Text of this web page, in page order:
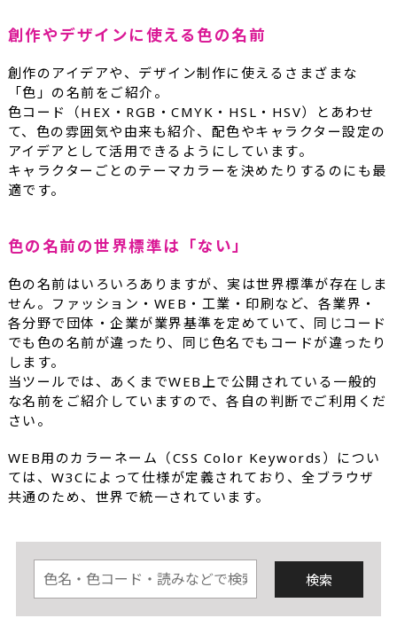
創作やデザインに使える色の名前
創作のアイデアや、デザイン制作に使えるさまざまな
「色」の名前をご紹介。
色コード（HEX・RGB・CMYK・HSL・HSV）とあわせ
て、色の雰囲気や由来も紹介、配色やキャラクター設定の
アイデアとして活用できるようにしています。
キャラクターごとのテーマカラーを決めたりするのにも最
適です。
色の名前の世界標準は「ない」
色の名前はいろいろありますが、実は世界標準が存在しま
せん。ファッション・WEB・工業・印刷など、各業界・
各分野で団体・企業が業界基準を定めていて、同じコード
でも色の名前が違ったり、同じ色名でもコードが違ったり
します。
当ツールでは、あくまでWEB上で公開されている一般的
な名前をご紹介していますので、各自の判断でご利用くだ
さい。
WEB用のカラーネーム（CSS Color Keywords）につい
ては、W3Cによって仕様が定義されており、全ブラウザ
共通のため、世界で統一されています。